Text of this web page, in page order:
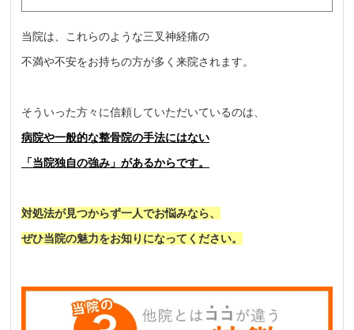
当院は、これらのような三叉神経痛の
不満や不安をお持ちの方が多く来院されます。
そういった方々に信頼していただいているのは、
病院や一般的な整骨院の手法にはない
「当院独自の強み」があるからです。
対処法が見つからず一人でお悩みなら、
ぜひ当院の魅力をお知りになってください。